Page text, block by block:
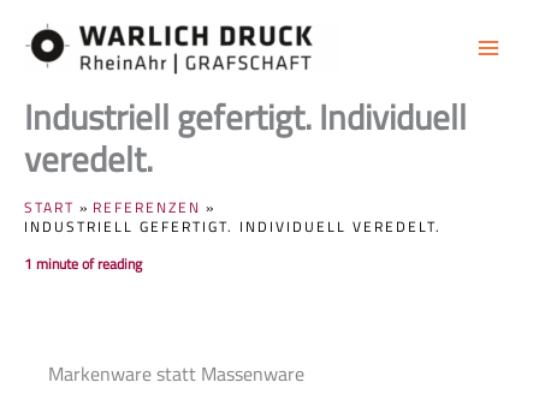
Inhalt
Industriell gefertigt. Individuell
veredelt.
START
REFERENZEN
INDUSTRIELL GEFERTIGT. INDIVIDUELL VEREDELT.
1 minute of reading
Markenware statt Massenware